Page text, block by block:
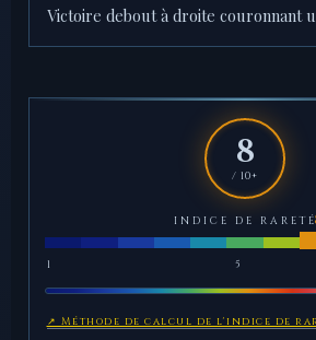
Victoire debout à droite couronnant
8
/ 10+
INDICE DE RARETÉ
1 5
↗ Méthode de calcul de l'indice de